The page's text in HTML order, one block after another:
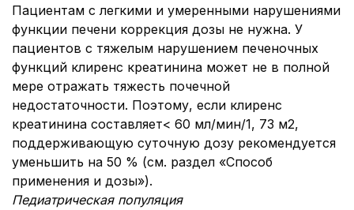
Пациентам с легкими и умеренными нарушениями
функции печени коррекция дозы не нужна. У
пациентов с тяжелым нарушением печеночных
функций клиренс креатинина может не в полной
мере отражать тяжесть почечной
недостаточности. Поэтому, если клиренс
креатинина составляет< 60 мл/мин/1, 73 м2,
поддерживающую суточную дозу рекомендуется
уменьшить на 50 % (см. раздел «Способ
применения и дозы»).
Педиатрическая популяция